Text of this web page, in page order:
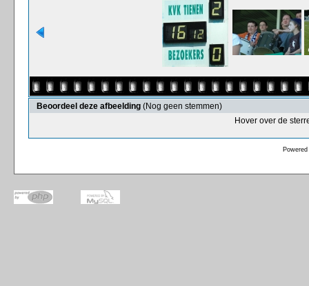
Beoordeel deze afbeelding (Nog geen stemmen)
Hover over de